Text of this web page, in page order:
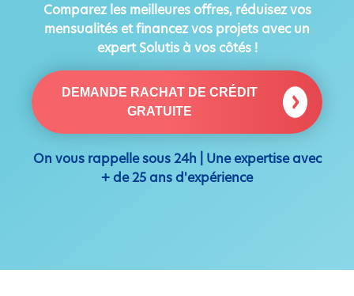
Comparez les meilleures offres, réduisez vos
mensualités et financez vos projets avec un
expert Solutis à vos côtés !
DEMANDE RACHAT DE CRÉDIT
GRATUITE
On vous rappelle sous 24h | Une expertise avec
+ de 25 ans d'expérience